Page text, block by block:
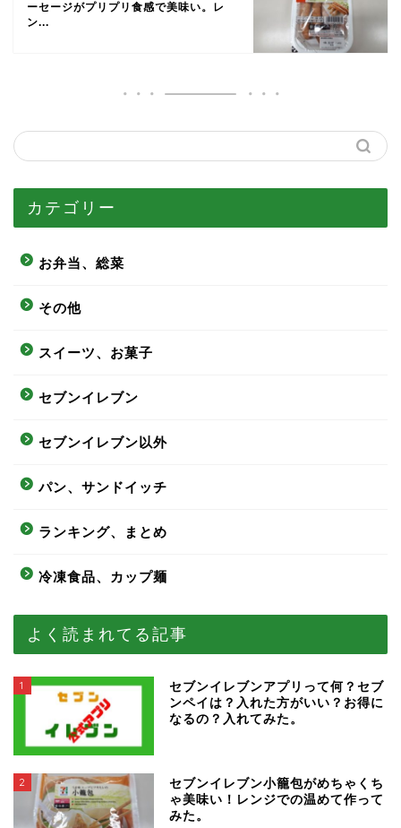
ーセージがプリプリ食感で美味い。レ
ン...
カテゴリー
お弁当、総菜
その他
スイーツ、お菓子
セブンイレブン
セブンイレブン以外
パン、サンドイッチ
ランキング、まとめ
冷凍食品、カップ麺
よく読まれてる記事
1
セブンイレブンアプリって何？セブ
ンペイは？入れた方がいい？お得に
なるの？入れてみた。
2
セブンイレブン小籠包がめちゃくち
ゃ美味い！レンジでの温めて作って
みた。